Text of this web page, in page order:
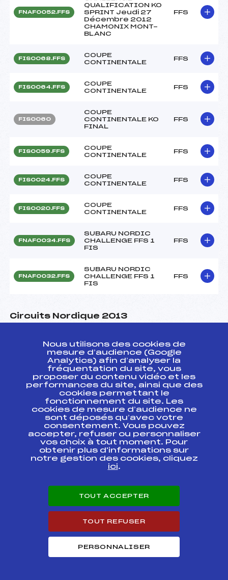
FNAF0052.FFS
QUALIFICATION KO
SPRINT Jeudi 27
Décembre 2012
CHAMONIX MONT-
BLANC
FFS
FIS0068.FFS
COUPE
CONTINENTALE
FFS
FIS0064.FFS
COUPE
CONTINENTALE
FFS
FIS0060
COUPE
CONTINENTALE KO
FINAL
FFS
FIS0059.FFS
COUPE
CONTINENTALE
FFS
FIS0024.FFS
COUPE
CONTINENTALE
FFS
FIS0020.FFS
COUPE
CONTINENTALE
FFS
FNAF0034.FFS
SUBARU NORDIC
CHALLENGE FFS 1
FIS
FFS
FNAF0032.FFS
SUBARU NORDIC
CHALLENGE FFS 1
FIS
FFS
Circuits Nordique 2013
Circuits
SUMMER TOUR BIATHLON 2013 SENIORS
DAMES
FOND – SUBARU NORDIC CHALLENGE
seniors dames
Résultats Nordique 2012
Codex Course Cat.
FRANCE DE
ROLLERSKI
ONAF0046.FFS
CHAMPIONNATS DE
ROLLERSKI
FFS
Nous utilisons des cookies de
mesure d’audience (Google
Analytics) afin d’analyser la
fréquentation du site, vous
proposer du contenu vidéo et les
performances du site, ainsi que des
cookies permettant le
fonctionnement du site. Les
cookies de mesure d’audience ne
sont déposés qu’avec votre
consentement. Vous pouvez
accepter, refuser ou personnaliser
vos choix à tout moment. Pour
obtenir plus d'informations sur
notre gestion des cookies, cliquez
ici.
TOUT ACCEPTER
TOUT REFUSER
PERSONNALISER